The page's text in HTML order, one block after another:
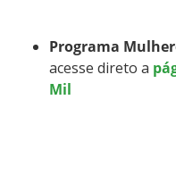
Transferências e
Provas e Gabaritos
Programa
acesse direto a
Mil